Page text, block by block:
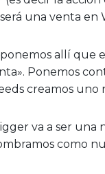
una venta en
allí que
Ponemos
creamos uno
va a ser una
como